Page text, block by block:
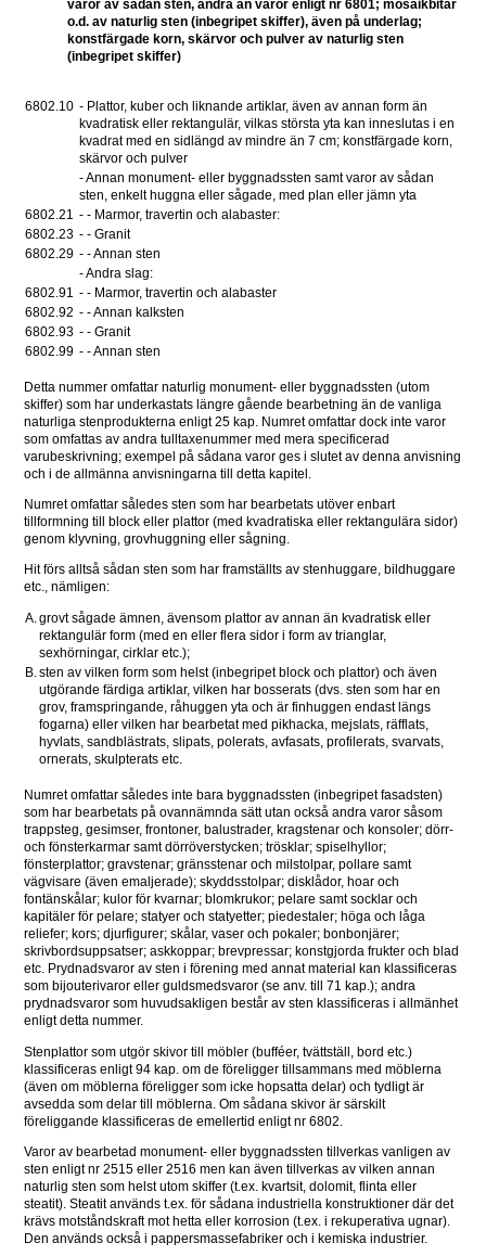
varor av sådan sten, andra än varor enligt nr 6801; mosaikbitar
o.d. av naturlig sten (inbegripet skiffer), även på underlag;
konstfärgade korn, skärvor och pulver av naturlig sten
(inbegripet skiffer)
6802.10 - Plattor, kuber och liknande artiklar, även av annan form än
kvadratisk eller rektangulär, vilkas största yta kan inneslutas i en
kvadrat med en sidlängd av mindre än 7 cm; konstfärgade korn,
skärvor och pulver
- Annan monument- eller byggnadssten samt varor av sådan
sten, enkelt huggna eller sågade, med plan eller jämn yta
6802.21 - - Marmor, travertin och alabaster:
6802.23 - - Granit
6802.29 - - Annan sten
- Andra slag:
6802.91 - - Marmor, travertin och alabaster
6802.92 - - Annan kalksten
6802.93 - - Granit
6802.99 - - Annan sten
Detta nummer omfattar naturlig monument- eller byggnadssten (utom
skiffer) som har underkastats längre gående bearbetning än de vanliga
naturliga stenprodukterna enligt 25 kap. Numret omfattar dock inte varor
som omfattas av andra tulltaxenummer med mera specificerad
varubeskrivning; exempel på sådana varor ges i slutet av denna anvisning
och i de allmänna anvisningarna till detta kapitel.
Numret omfattar således sten som har bearbetats utöver enbart
tillformning till block eller plattor (med kvadratiska eller rektangulära sidor)
genom klyvning, grovhuggning eller sågning.
Hit förs alltså sådan sten som har framställts av stenhuggare, bildhuggare
etc., nämligen:
A.grovt sågade ämnen, ävensom plattor av annan än kvadratisk eller
rektangulär form (med en eller flera sidor i form av trianglar,
sexhörningar, cirklar etc.);
B.sten av vilken form som helst (inbegripet block och plattor) och även
utgörande färdiga artiklar, vilken har bosserats (dvs. sten som har en
grov, framspringande, råhuggen yta och är finhuggen endast längs
fogarna) eller vilken har bearbetat med pikhacka, mejslats, räfflats,
hyvlats, sandblästrats, slipats, polerats, avfasats, profilerats, svarvats,
ornerats, skulpterats etc.
Numret omfattar således inte bara byggnadssten (inbegripet fasadsten)
som har bearbetats på ovannämnda sätt utan också andra varor såsom
trappsteg, gesimser, frontoner, balustrader, kragstenar och konsoler; dörr-
och fönsterkarmar samt dörröverstycken; trösklar; spiselhyllor;
fönsterplattor; gravstenar; gränsstenar och milstolpar, pollare samt
vägvisare (även emaljerade); skyddsstolpar; disklådor, hoar och
fontänskålar; kulor för kvarnar; blomkrukor; pelare samt socklar och
kapitäler för pelare; statyer och statyetter; piedestaler; höga och låga
reliefer; kors; djurfigurer; skålar, vaser och pokaler; bonbonjärer;
skrivbordsuppsatser; askkoppar; brevpressar; konstgjorda frukter och blad
etc. Prydnadsvaror av sten i förening med annat material kan klassificeras
som bijouterivaror eller guldsmedsvaror (se anv. till 71 kap.); andra
prydnadsvaror som huvudsakligen består av sten klassificeras i allmänhet
enligt detta nummer.
Stenplattor som utgör skivor till möbler (bufféer, tvättställ, bord etc.)
klassificeras enligt 94 kap. om de föreligger tillsammans med möblerna
(även om möblerna föreligger som icke hopsatta delar) och tydligt är
avsedda som delar till möblerna. Om sådana skivor är särskilt
föreliggande klassificeras de emellertid enligt nr 6802.
Varor av bearbetad monument- eller byggnadssten tillverkas vanligen av
sten enligt nr 2515 eller 2516 men kan även tillverkas av vilken annan
naturlig sten som helst utom skiffer (t.ex. kvartsit, dolomit, flinta eller
steatit). Steatit används t.ex. för sådana industriella konstruktioner där det
krävs motståndskraft mot hetta eller korrosion (t.ex. i rekuperativa ugnar).
Den används också i pappersmassefabriker och i kemiska industrier.